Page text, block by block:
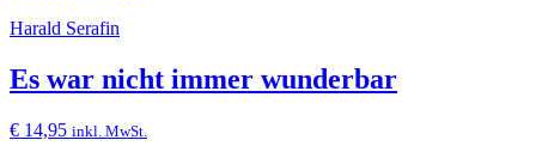
Harald Serafin
Es war nicht immer wunderbar
€ 14,95 inkl. MwSt.